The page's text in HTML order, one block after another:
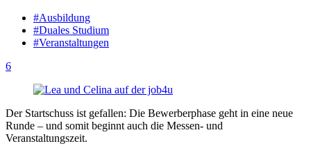
#Ausbildung
#Duales Studium
#Veranstaltungen
6
Der Startschuss ist gefallen: Die Bewerberphase geht in eine neue
Runde – und somit beginnt auch die Messen- und
Veranstaltungszeit.